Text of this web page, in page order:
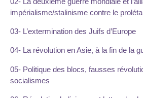
impérialisme/stalinisme contre le
03- L’extermination des Juifs d’Europe
04- La révolution en Asie, à la fin de la
05- Politique des blocs, fausses
socialismes